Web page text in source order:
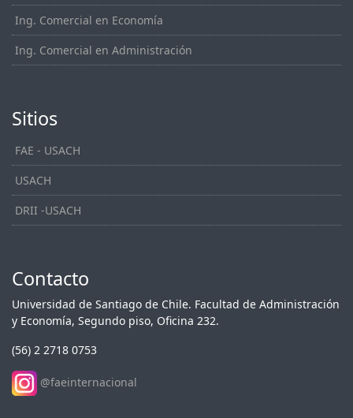
Ing. Comercial en Economía
Ing. Comercial en Administración
Sitios
FAE - USACH
USACH
DRII -USACH
Contacto
Universidad de Santiago de Chile. Facultad de Administración
y Economía, Segundo piso, Oficina 232.
(56) 2 2718 0753
@faeinternacional